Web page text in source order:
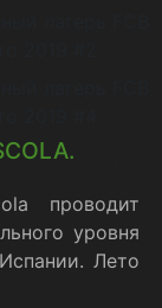
проводит
уровня
Лето